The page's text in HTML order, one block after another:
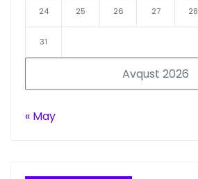
Avqust 2026
24 25 26 27 28
31
« May